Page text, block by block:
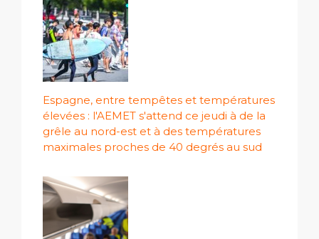
Espagne, entre tempêtes et températures
élevées : l'AEMET s'attend ce jeudi à de la
grêle au nord-est et à des températures
maximales proches de 40 degrés au sud